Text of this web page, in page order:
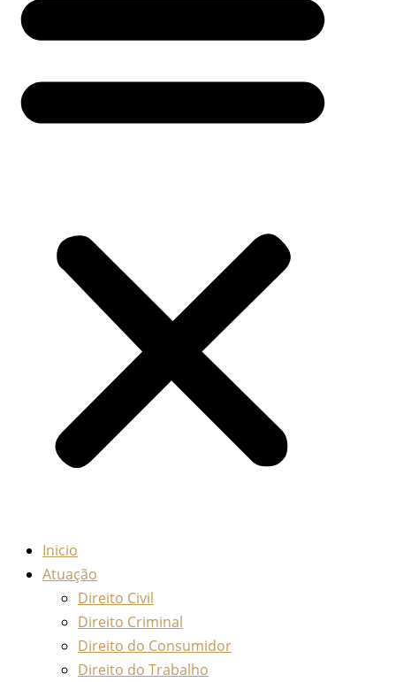
Inicio
Atuação
Direito Civil
Direito Criminal
Direito do Consumidor
Direito do Trabalho